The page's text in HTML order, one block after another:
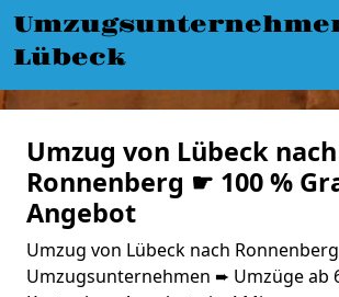
Lübeck
Umzug von Lübeck nach
Ronnenberg ☛ 100 %
Angebot
Umzug von Lübeck nach
Umzugsunternehmen ➨ Umzüge ab